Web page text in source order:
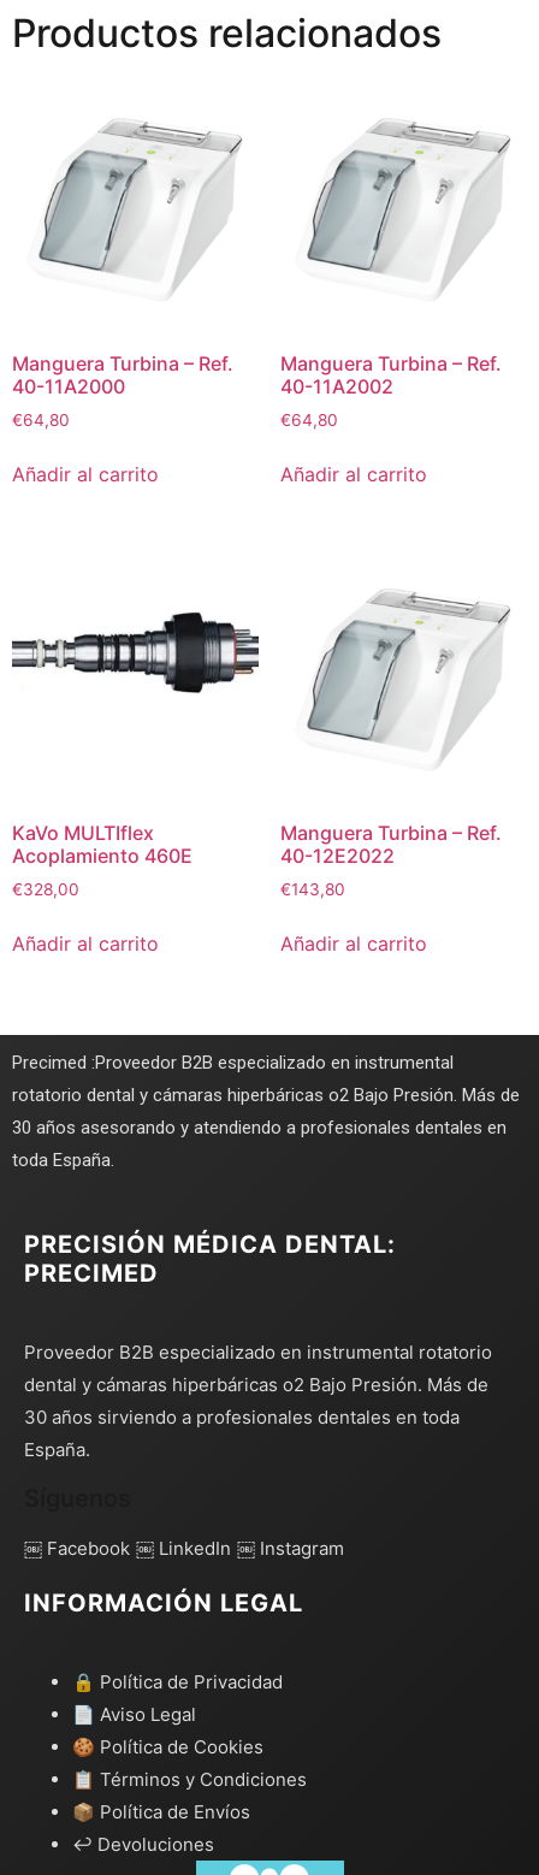
Productos relacionados
Manguera Turbina – Ref.
40-11A2000
€64,80
Añadir al carrito
Manguera Turbina – Ref.
40-11A2002
€64,80
Añadir al carrito
KaVo MULTIflex
Acoplamiento 460E
€328,00
Añadir al carrito
Manguera Turbina – Ref.
40-12E2022
€143,80
Añadir al carrito
Precimed :Proveedor B2B especializado en instrumental
rotatorio dental y cámaras hiperbáricas o2 Bajo Presión. Más de
30 años asesorando y atendiendo a profesionales dentales en
toda España.
PRECISIÓN MÉDICA DENTAL:
PRECIMED
Proveedor B2B especializado en instrumental rotatorio
dental y cámaras hiperbáricas o2 Bajo Presión. Más de
30 años sirviendo a profesionales dentales en toda
España.
￼ Facebook ￼ LinkedIn ￼ Instagram
INFORMACIÓN LEGAL
🔒 Política de Privacidad
📄 Aviso Legal
🍪 Política de Cookies
📋 Términos y Condiciones
📦 Política de Envíos
↩️ Devoluciones